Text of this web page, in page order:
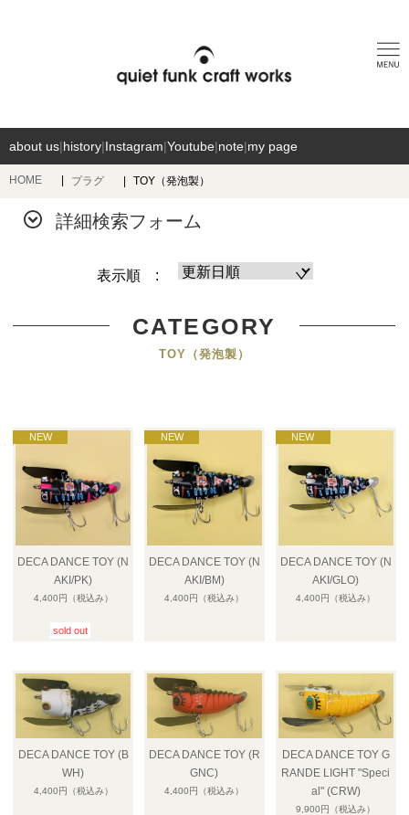
about us|history|Instagram|Youtube|note|my page
HOME プラグ TOY（発泡製）
詳細検索フォーム
表示順 :
CATEGORY
TOY（発泡製）
DECA DANCE TOY (N
AKI/PK)
4,400円 （税込み）
sold out
DECA DANCE TOY (N
AKI/BM)
4,400円 （税込み）
DECA DANCE TOY (N
AKI/GLO)
4,400円 （税込み）
DECA DANCE TOY (B
WH)
4,400円 （税込み）
DECA DANCE TOY (R
GNC)
4,400円 （税込み）
DECA DANCE TOY G
RANDE LIGHT "Speci
al" (CRW)
9,900円 （税込み）